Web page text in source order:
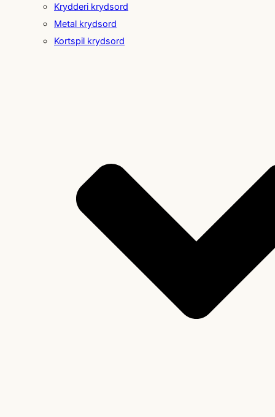
Krydderi krydsord
Metal krydsord
Kortspil krydsord